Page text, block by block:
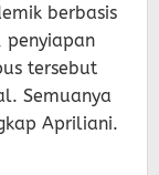
berbasis
penyiapan
tersebut
Semuanya
Apriliani.